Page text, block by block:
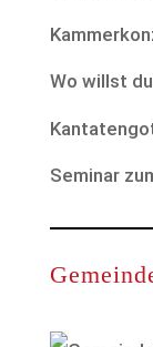
Wo willst
Seminar